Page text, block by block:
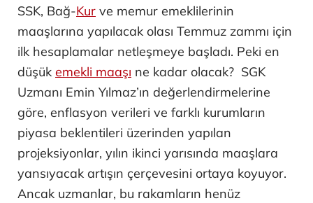
SSK, Bağ-Kur ve memur emeklilerinin
maaşlarına yapılacak olası Temmuz zammı için
ilk hesaplamalar netleşmeye başladı. Peki en
düşük emekli maaşı ne kadar olacak? SGK
Uzmanı Emin Yılmaz’ın değerlendirmelerine
göre, enflasyon verileri ve farklı kurumların
piyasa beklentileri üzerinden yapılan
projeksiyonlar, yılın ikinci yarısında maaşlara
yansıyacak artışın çerçevesini ortaya koyuyor.
Ancak uzmanlar, bu rakamların henüz